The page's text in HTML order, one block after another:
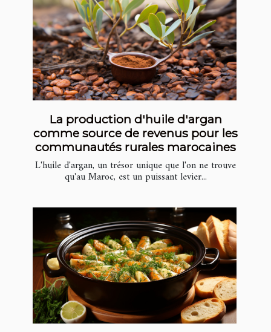
La production d'huile d'argan
comme source de revenus pour les
communautés rurales marocaines
L'huile d'argan, un trésor unique que l'on ne trouve
qu'au Maroc, est un puissant levier...